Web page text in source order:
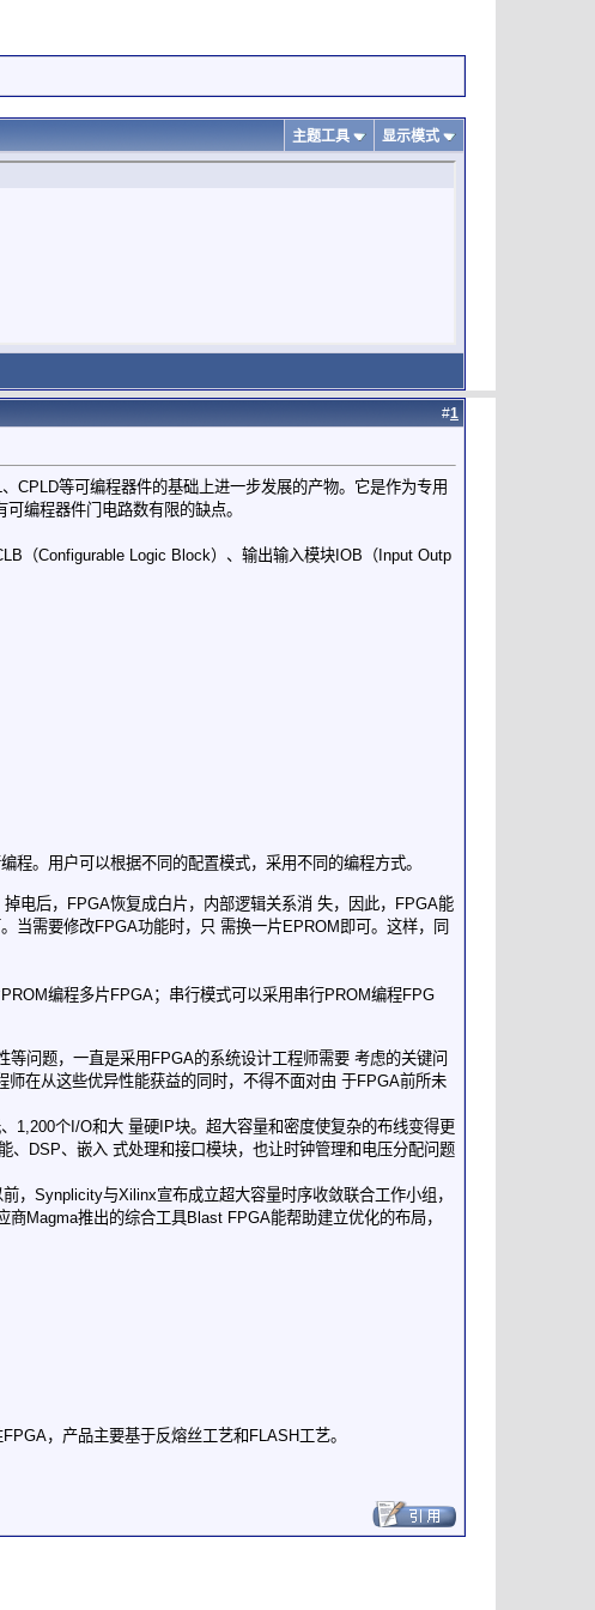
主题工具 显示模式
#1
CPLD等可编程器件的基础上进一步发展的产物。它是作为专用
编程器件门电路数有限的缺点。
（Configurable Logic Block）、输出输入模块IOB（Input Outp
。用户可以根据不同的配置模式，采用不同的编程方式。
电后，FPGA恢复成白片，内部逻辑关系消 失，因此，FPGA能
当需要修改FPGA功能时，只 需换一片EPROM即可。这样，同
编程多片FPGA；串行模式可以采用串行PROM编程FPG
问题，一直是采用FPGA的系统设计工程师需要 考虑的关键问
在从这些优异性能获益的同时，不得不面对由 于FPGA前所未
1,200个I/O和大 量硬IP块。超大容量和密度使复杂的布线变得更
、DSP、嵌入 式处理和接口模块，也让时钟管理和电压分配问题
，Synplicity与Xilinx宣布成立超大容量时序收敛联合工作小组，
Magma推出的综合工具Blast FPGA能帮助建立优化的布局，
，产品主要基于反熔丝工艺和FLASH工艺。